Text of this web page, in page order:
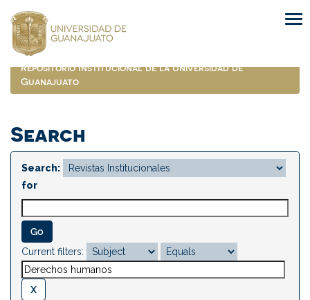
navigation
Repositorio Institucional de la Universidad de
Guanajuato
Search
Search:
for
Current filters: